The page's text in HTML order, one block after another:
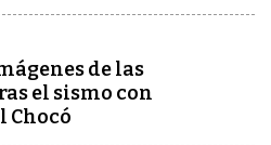
de las
el sismo con
Chocó